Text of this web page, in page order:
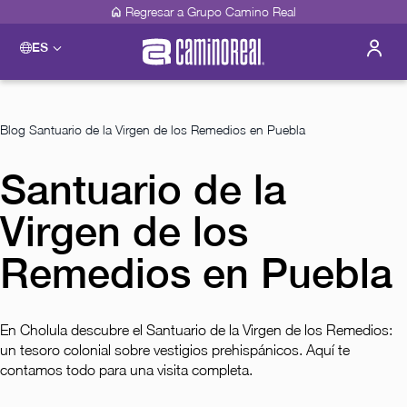
Regresar a Grupo Camino Real
ES Please select a destination
Guadalajara
Veracruz
Camino Real Veracruz
Camino Real Mérida
Mexico City
Camino Real Aeropuerto México
Monterrey
Camino Real Fashion Drive Monterrey
Oaxaca
Blog Santuario de la Virgen de los Remedios en Puebla
Santuario de la
Virgen de los
Remedios en Puebla
En Cholula descubre el Santuario de la Virgen de los Remedios:
un tesoro colonial sobre vestigios prehispánicos. Aquí te
contamos todo para una visita completa.